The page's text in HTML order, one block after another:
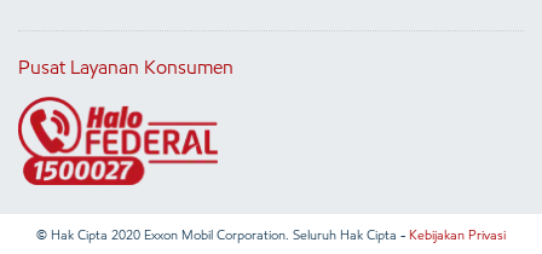
Pusat Layanan Konsumen
© Hak Cipta 2020 Exxon Mobil Corporation. Seluruh Hak Cipta - Kebijakan Privasi